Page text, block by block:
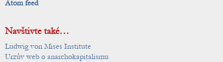
Atom feed
Navštivte také…
Ludwig von Mises Institute
Urzův web o anarchokapitalismu